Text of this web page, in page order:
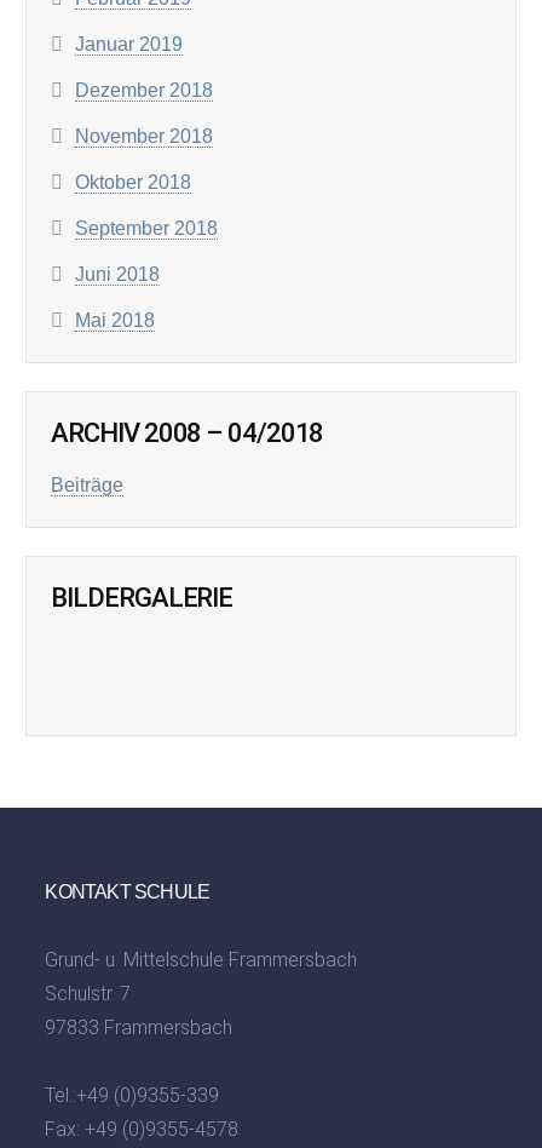
Januar 2019
Dezember 2018
November 2018
Oktober 2018
September 2018
Juni 2018
Mai 2018
ARCHIV 2008 – 04/2018
Beiträge
BILDERGALERIE
KONTAKT SCHULE
Grund- u. Mittelschule Frammersbach
Schulstr. 7
97833 Frammersbach
Tel.:+49 (0)9355-339
Fax: +49 (0)9355-4578